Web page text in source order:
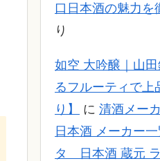
口日本酒の魅力を
り
如空 大吟醸｜山
るフルーティで上
り】
に 清酒メー
日本酒 メーカー
タ 日本酒 蔵元